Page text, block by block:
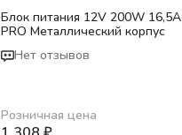
Блок питания 12V 200W
PRO Металлический корпус
Нет отзывов
Розничная цена